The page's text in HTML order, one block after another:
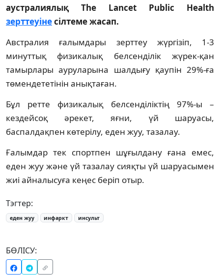
аустралиялық The Lancet Public Health
зерттеуінесілтеме жасап.
Австралия ғалымдары зерттеу жүргізіп, 1-3
минуттық физикалық белсенділік жүрек-қан
тамырлары ауруларына шалдығу қаупін 29%-ға
төмендететінін анықтаған.
Бұл ретте физикалық белсенділіктің 97%-ы –
кездейсоқ әрекет, яғни, үй шаруасы,
баспалдақпен көтерілу, еден жуу, тазалау.
Ғалымдар тек спортпен шұғылдану ғана емес,
еден жуу және үй тазалау сияқты үй шаруасымен
жиі айналысуға кеңес беріп отыр.
Тэгтер:
еден жуу инфаркт инсульт
БӨЛІСУ: